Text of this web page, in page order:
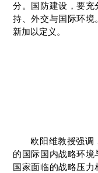
分。国防建设，要充
持、外交与国际环境
新加以定义。
欧阳维教授强调
的国际国内战略环
国家面临的战略压